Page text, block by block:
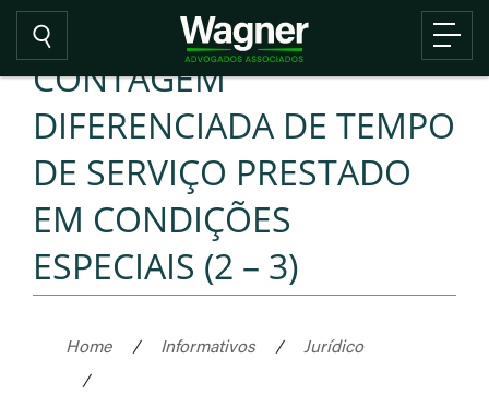
CONTAGEM
DIFERENCIADA DE TEMPO
DE SERVIÇO PRESTADO
EM CONDIÇÕES
ESPECIAIS (2 – 3)
Home / Informativos /
Jurídico
/